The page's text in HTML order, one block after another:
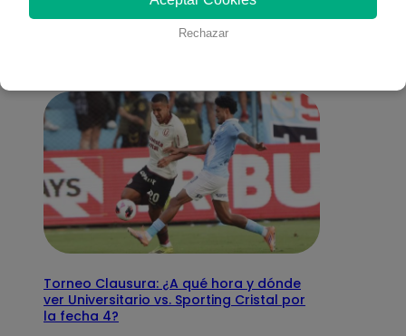
interesar
Torneo Clausura: ¿A qué hora y dónde
ver Universitario vs. Sporting Cristal por
la fecha 4?
Rechazar